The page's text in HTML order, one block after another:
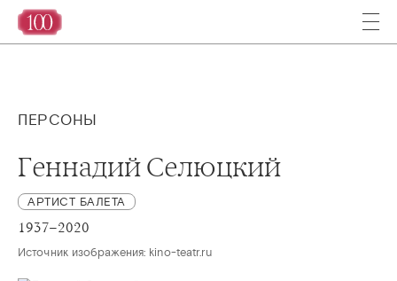
ПЕРСОНЫ
Геннадий Селюцкий
АРТИСТ БАЛЕТА
1937–2020
Источник изображения: kino-teatr.ru